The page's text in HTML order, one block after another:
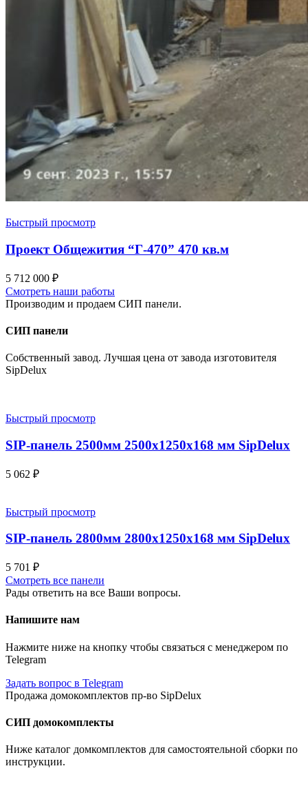
Быстрый просмотр
Проект Общежития “Г-470” 470 кв.м
5 712 000 ₽
Смотреть наши работы
Производим и продаем СИП панели.
СИП панели
Собственный завод. Лучшая цена от завода изготовителя
SipDelux
Быстрый просмотр
SIP-панель 2500мм 2500x1250x168 мм SipDelux
5 062 ₽
Быстрый просмотр
SIP-панель 2800мм 2800x1250x168 мм SipDelux
5 701 ₽
Смотреть все панели
Рады ответить на все Ваши вопросы.
Напишите нам
Нажмите ниже на кнопку чтобы связаться с менеджером по
Telegram
Задать вопрос в Telegram
Продажа домокомплектов пр-во SipDelux
СИП домокомплекты
Ниже каталог домкомплектов для самостоятельной сборки по
инструкции.